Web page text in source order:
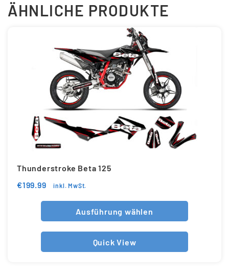
ÄHNLICHE PRODUKTE
Thunderstroke Beta 125
€199.99 inkl. MwSt.
Ausführung wählen
Quick View